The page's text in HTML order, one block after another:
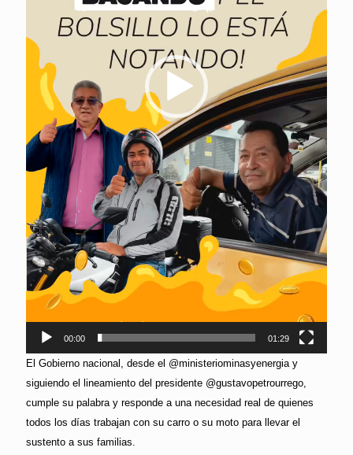
00:00 01:29
El Gobierno nacional, desde el @ministeriominasyenergia y
siguiendo el lineamiento del presidente @gustavopetrourrego,
cumple su palabra y responde a una necesidad real de quienes
todos los días trabajan con su carro o su moto para llevar el
sustento a sus familias.